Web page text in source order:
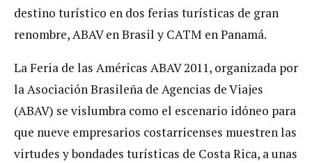
destino turístico en dos ferias turísticas de gran
renombre, ABAV en Brasil y CATM en Panamá.
La Feria de las Américas ABAV 2011, organizada por
la Asociación Brasileña de Agencias de Viajes
(ABAV) se vislumbra como el escenario idóneo para
que nueve empresarios costarricenses muestren las
virtudes y bondades turísticas de Costa Rica, a unas